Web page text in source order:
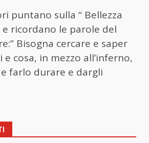
puntano sulla “ Bellezza
e ricordano le parole del
Bisogna cercare e saper
e cosa, in mezzo all’inferno,
farlo durare e dargli